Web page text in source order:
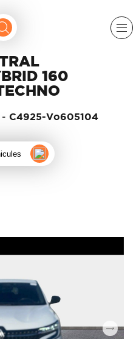
160
- C4925-Vo605104